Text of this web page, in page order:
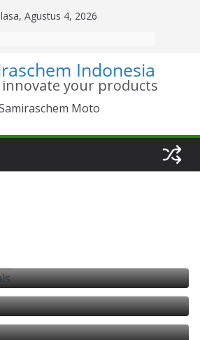
Agustus 4, 2026
Indonesia
your products